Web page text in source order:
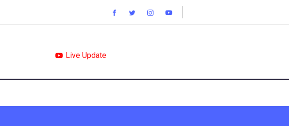
Live Update